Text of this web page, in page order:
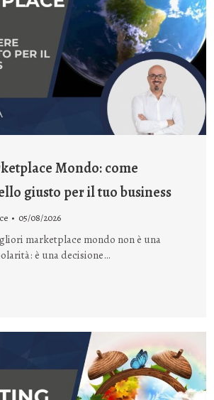
Mondo: come
giusto per il tuo business
05/08/2026
marketplace mondo non è una
è una decisione…